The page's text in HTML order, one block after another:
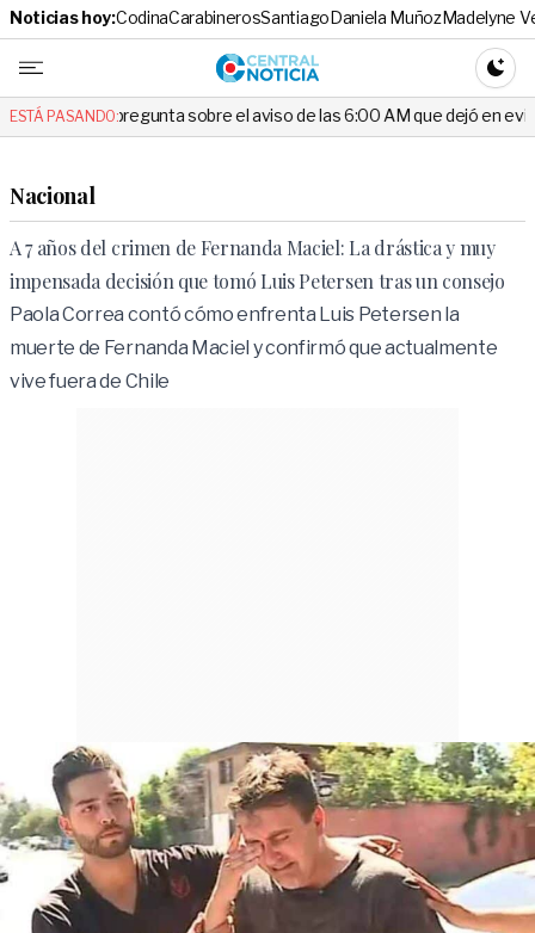
Noticias hoy:CodinaCarabinerosSantiagoDaniela MuñozMadelyne
Central
ESTÁ PASANDO:sobre el aviso de las 6:00 AM que dejó en evidencia al
Nacional
A 7 años del crimen de Fernanda Maciel: La drástica y muy
impensada decisión que tomó Luis Petersen tras un consejo
Paola Correa contó cómo enfrenta Luis Petersen la
muerte de Fernanda Maciel y confirmó que actualmente
vive fuera de Chile